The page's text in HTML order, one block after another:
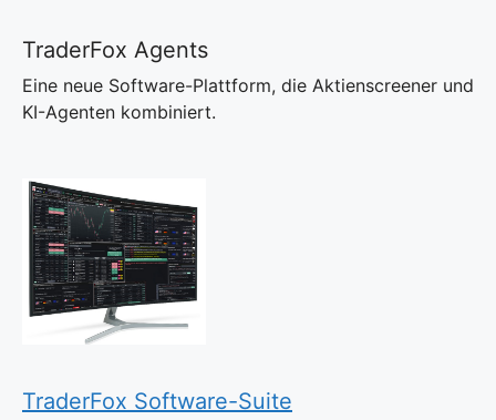
TraderFox Agents
Eine neue Software-Plattform, die Aktienscreener und
KI-Agenten kombiniert.
TraderFox Software-Suite